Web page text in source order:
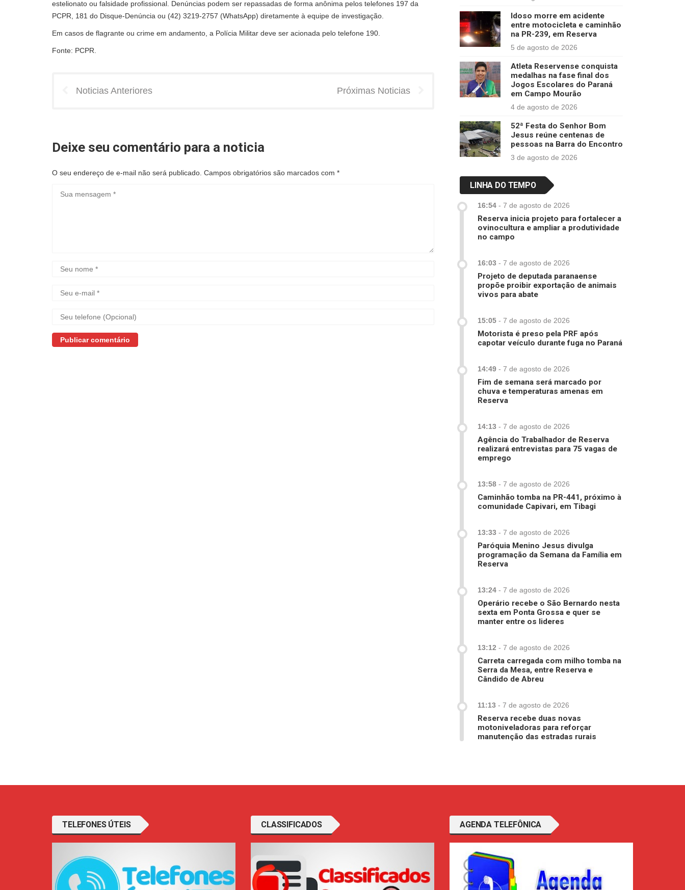
estelionato ou falsidade profissional. Denúncias podem ser repassadas de forma anônima pelos telefones 197 da
PCPR, 181 do Disque-Denúncia ou (42) 3219-2757 (WhatsApp) diretamente à equipe de investigação.
Em casos de flagrante ou crime em andamento, a Polícia Militar deve ser acionada pelo telefone 190.
Fonte: PCPR.
Noticias Anteriores Próximas Noticias
Deixe seu comentário para a noticia
O seu endereço de e-mail não será publicado. Campos obrigatórios são marcados com *
Idoso morre em acidente
entre motocicleta e caminhão
na PR-239, em Reserva
5 de agosto de 2026
Atleta Reservense conquista
medalhas na fase final dos
Jogos Escolares do Paraná
em Campo Mourão
4 de agosto de 2026
52ª Festa do Senhor Bom
Jesus reúne centenas de
pessoas na Barra do Encontro
3 de agosto de 2026
LINHA DO TEMPO
16:54 - 7 de agosto de 2026
Reserva inicia projeto para fortalecer a
ovinocultura e ampliar a produtividade
no campo
16:03 - 7 de agosto de 2026
Projeto de deputada paranaense
propõe proibir exportação de animais
vivos para abate
15:05 - 7 de agosto de 2026
Motorista é preso pela PRF após
capotar veículo durante fuga no Paraná
14:49 - 7 de agosto de 2026
Fim de semana será marcado por
chuva e temperaturas amenas em
Reserva
14:13 - 7 de agosto de 2026
Agência do Trabalhador de Reserva
realizará entrevistas para 75 vagas de
emprego
13:58 - 7 de agosto de 2026
Caminhão tomba na PR-441, próximo à
comunidade Capivari, em Tibagi
13:33 - 7 de agosto de 2026
Paróquia Menino Jesus divulga
programação da Semana da Família em
Reserva
13:24 - 7 de agosto de 2026
Operário recebe o São Bernardo nesta
sexta em Ponta Grossa e quer se
manter entre os lideres
13:12 - 7 de agosto de 2026
Carreta carregada com milho tomba na
Serra da Mesa, entre Reserva e
Cândido de Abreu
11:13 - 7 de agosto de 2026
Reserva recebe duas novas
motoniveladoras para reforçar
manutenção das estradas rurais
TELEFONES ÚTEIS CLASSIFICADOS AGENDA TELEFÔNICA